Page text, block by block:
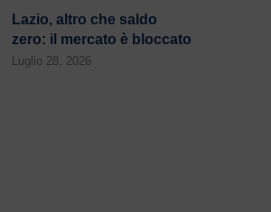
Lazio, altro che saldo
zero: il mercato è bloccato
Luglio 28, 2026